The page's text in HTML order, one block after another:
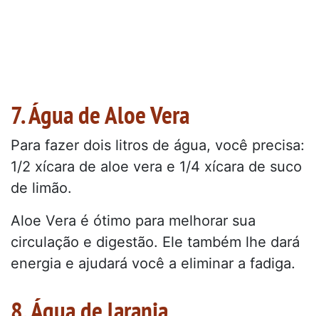
7. Água de Aloe Vera
Para fazer dois litros de água, você precisa:
1/2 xícara de aloe vera e 1/4 xícara de suco
de limão.
Aloe Vera é ótimo para melhorar sua
circulação e digestão. Ele também lhe dará
energia e ajudará você a eliminar a fadiga.